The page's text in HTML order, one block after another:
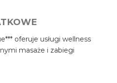
oferuje usługi wellness
masaże i zabiegi